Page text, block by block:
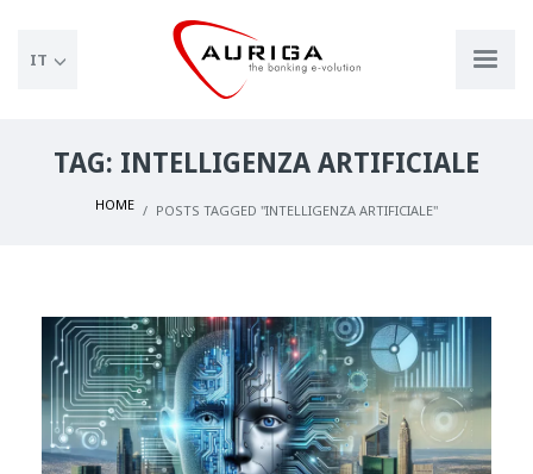
IT
TAG: INTELLIGENZA ARTIFICIALE
HOME POSTS TAGGED "INTELLIGENZA ARTIFICIALE"